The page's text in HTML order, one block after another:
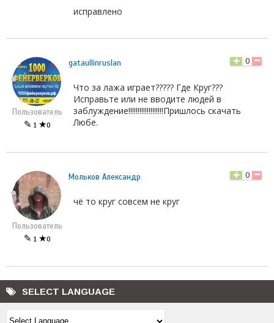
исправлено
Пользователь
✎ 1 ★0
gataullinruslan 0
Что за лажа играет????? Где Круг???
Исправьте или не вводите людей в
заблуждение!!!!!!!!!!!!!!!!!!!Пришлось скачать
Любе.
Пользователь
✎ 1 ★0
Мольков Александр 0
чё то круг совсем не круг
SELECT LANGUAGE